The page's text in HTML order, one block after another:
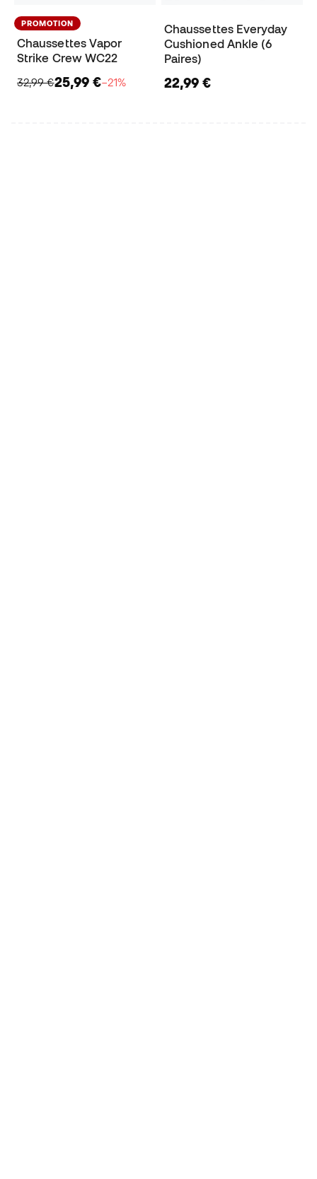
PROMOTION
Chaussettes Vapor
Strike Crew WC22
32,99 €25,99 €−21%
Chaussettes Everyday
Cushioned Ankle (6
Paires)
22,99 €